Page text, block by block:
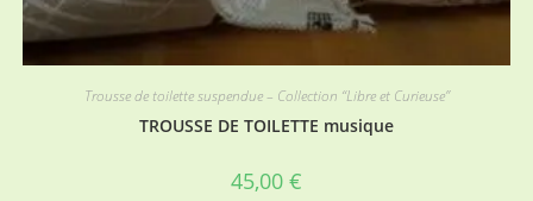
Trousse de toilette suspendue – Collection “Libre et Curieuse”
TROUSSE DE TOILETTE musique
45,00 €